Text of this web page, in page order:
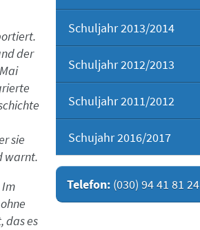
der
sie
warnt.
Im
das es
Schuljahr 2013/2014
Schuljahr 2012/2013
Schuljahr 2011/2012
Schujahr 2016/2017
Telefon: (030) 94 41 81 24